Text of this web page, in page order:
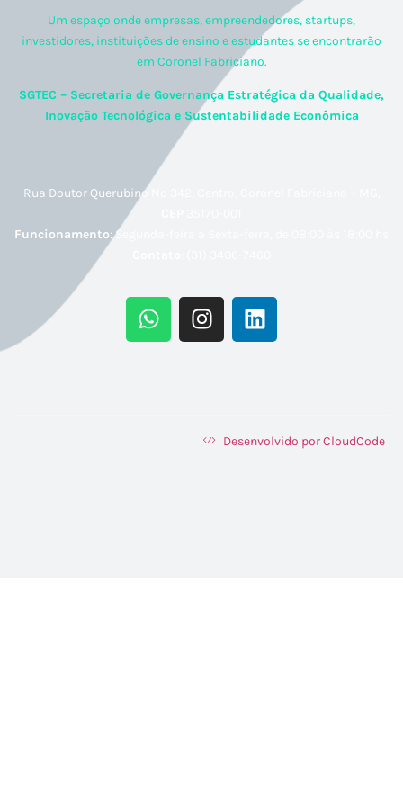
Um espaço onde empresas, empreendedores, startups,
investidores, instituições de ensino e estudantes se encontrarão
em Coronel Fabriciano.
SGTEC – Secretaria de Governança Estratégica da Qualidade,
Inovação Tecnológica e Sustentabilidade Econômica
Rua Doutor Querubino Nº 342, Centro, Coronel Fabriciano – MG,
Funcionamento: Segunda-feira a Sexta-feira, de 08:00 às 18:00 hs
Desenvolvido por CloudCode